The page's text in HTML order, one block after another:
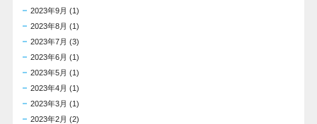
2023年9月 (1)
2023年8月 (1)
2023年7月 (3)
2023年6月 (1)
2023年5月 (1)
2023年4月 (1)
2023年3月 (1)
2023年2月 (2)